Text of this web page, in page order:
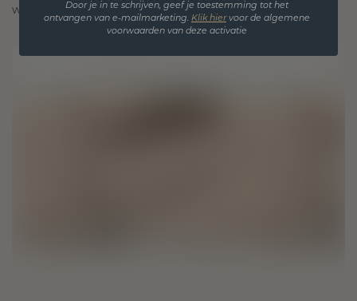
worden gedragen en gekoesterd.
Door je in te schrijven, geef je toestemming tot het
ontvangen van e-mailmarketing. Klik hiervoor de algemene
voorwaarden van deze activatie